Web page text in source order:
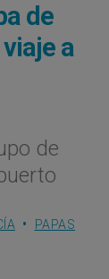
de
a
de
PAPAS